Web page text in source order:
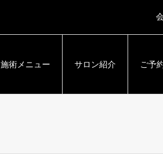
施術メニュー サロン紹介 ご予